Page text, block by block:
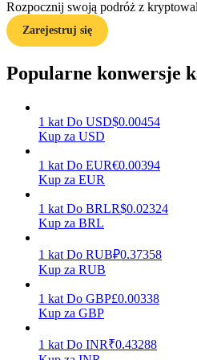
Mocna Świnka
Codziennie zdobywaj
Rozpocznij swoją podróż z
Zarejestruj się
Popularne konwersje
1 kat Do USD$0.00454
Kup za USD
1 kat Do EUR€0.00394
Kup za EUR
1 kat Do BRLR$0.02324
Kup za BRL
1 kat Do RUB₽0.37358
Kup za RUB
1 kat Do GBP£0.00338
Kup za GBP
1 kat Do INR₹0.43288